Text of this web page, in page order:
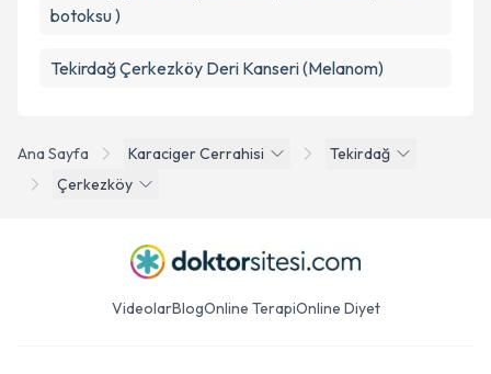
Ana Sayfa Karaciger Cerrahisi
Tekirdağ
Çerkezköy
botoksu )
Tekirdağ Çerkezköy Deri Kanseri (Melanom)
VideolarBlogOnline TerapiOnline Diyet